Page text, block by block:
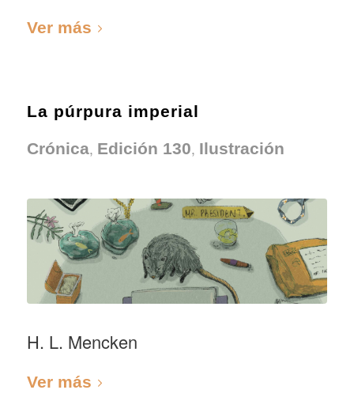
Ver más
La púrpura imperial
Crónica, Edición 130, Ilustración
H. L. Mencken
Ver más